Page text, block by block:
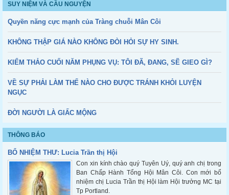
SUY NIỆM VÀ CẦU NGUYỆN
Quyền năng cực mạnh của Tràng chuỗi Mân Côi
KHÔNG THẬP GIÁ NÀO KHÔNG ĐÒI HỎI SỰ HY SINH.
KIỂM THẢO CUỐI NĂM PHỤNG VỤ: TÔI ĐÃ, ĐANG, SẼ GIEO GÌ?
VỀ SỰ PHẢI LÀM THẾ NÀO CHO ĐƯỢC TRÁNH KHỎI LUYỆN
NGỤC
ĐỜI NGƯỜI LÀ GIẤC MỘNG
THÔNG BÁO
BỔ NHIỆM THƯ: Lucia Trần thị Hội
Con xin kính chào quý Tuyên Uý, quý anh chị trong
Ban Chấp Hành Tổng Hội Mân Côi. Con mới bổ
nhiệm chị Lucia Trần thị Hội làm Hội trưởng MC tại
Tp Portland.